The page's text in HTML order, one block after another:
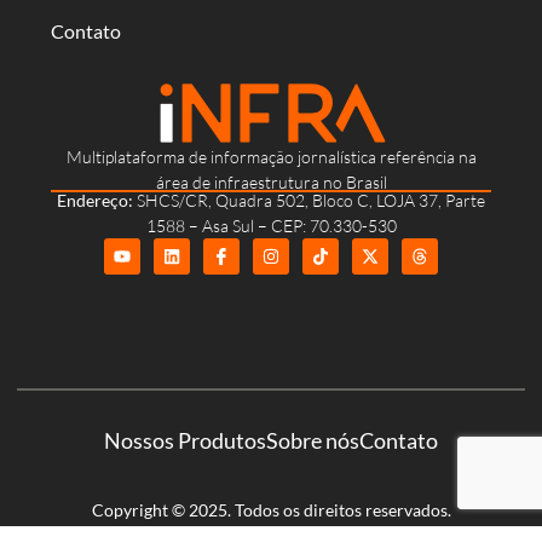
Multiplataforma de informação jornalística referência na
área de infraestrutura no Brasil
Endereço: SHCS/CR, Quadra 502, Bloco C, LOJA 37, Parte
1588 – Asa Sul – CEP: 70.330-530
Contato
Nossos ProdutosSobre nósContato
Copyright © 2025. Todos os direitos reservados.